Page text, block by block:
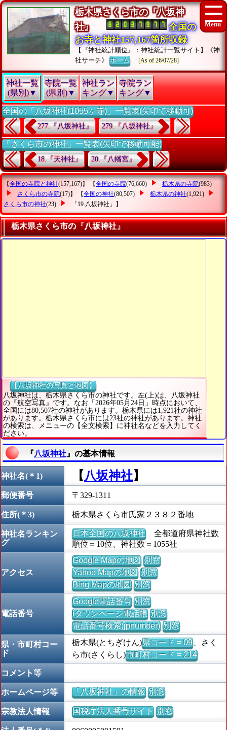
栃木県さくら市の『八坂神
社』
全国の
お寺と神社157,167箇所収録
【『神社統計順位』：神社統計一覧サイト】《神
社サーチ》ホーム [As of 26/07/28]
神社一覧
(県別)▼
寺院一覧
(県別)▼
神社ラン
キング▼
寺院ラン
キング▼
全国の「八坂神社(1055ヶ寺)」一覧表(矢印で移動可)
277.『八坂神社』 279.『八坂神社』
「さくら市の神社」一覧表(矢印で移動可能)
18.『天神社』 20.『八幡宮』
【全国の寺院と神社(157,167)】 【全国の寺院(76,660) 栃木県の寺院(983)
さくら市の寺院(17)】 【全国の神社(80,507) 栃木県の神社(1,921)
さくら市の神社(23) 「19.八坂神社」 】
栃木県さくら市の『八坂神社』
【八坂神社の写真と地図】
八坂神社は、栃木県さくら市の神社です。左(上)は、八坂神社
の『航空写真』です。なお「2026年05月24日」時点において、
全国には80,507社の神社があります。栃木県には1,921社の神社
があります。栃木県さくら市には23社の神社があります。神社
の検索は、メニューの【全文検索】に神社名などを入力してく
ださい。
『八坂神社 』の基本情報
神社名(＊1) 【 八坂神社】
郵便番号 〒329-1311
住所(＊3) 栃木県さくら市氏家２３８２番地
神社名ランキン
グ
日本全国の八坂神社全都道府県神社数
順位＝10位、神社数＝1055社
アクセス
Google Mapの地図 別窓
Yahoo Mapの地図 別窓
Bing Mapの地図 別窓
電話番号
Google電話番号 別窓
iタウンページ電話帳 別窓
電話番号検索(jpnumber) 別窓
県・市町村コー
ド
栃木県(とちぎけん)県コード = 09、さく
ら市(さくらし)市町村コード = 214
コメント等
ホームページ等 「八坂神社」の情報 別窓
宗教法人情報 国税庁法人番号サイト 別窓